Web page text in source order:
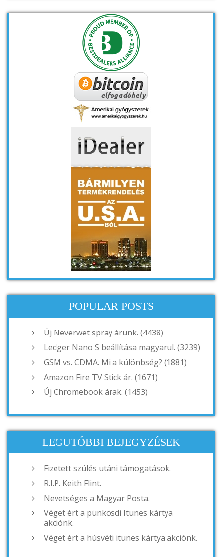
POPULAR POSTS
Új Neverwet spray árunk. (4438)
Ledger Nano S beállítása magyarul. (3239)
GSM vs. CDMA. Mi a különbség? (1881)
Amazon Fire TV Stick ár. (1671)
Új Chromebook árak. (1453)
LEGUTÓBBI BEJEGYZÉSEK
Fizetett szülés utáni támogatások.
R.I.P. Keith Flint.
Nevetséges a Magyar Posta.
Véget ért a pünkösdi Itunes kártya
akciónk.
Véget ért a húsvéti itunes kártya akciónk.